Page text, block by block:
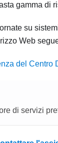
gamma di
su
Web
del Centro
di servizi